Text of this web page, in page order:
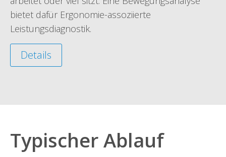
bietet dafür Ergonomie-assoziierte
Leistungsdiagnostik.
Details
Typischer Ablauf